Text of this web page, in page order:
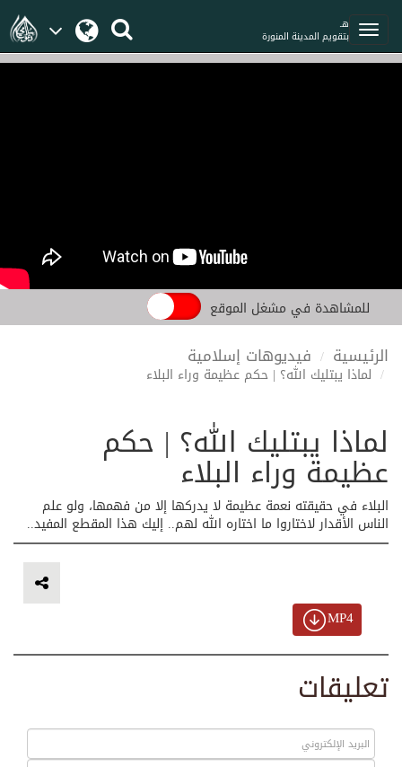
هـ
بتقويم المدينة المنورة
للمشاهدة في مشغل الموقع
الرئيسية فيديوهات إسلامية
لماذا يبتليك الله؟ | حكم عظيمة وراء البلاء
لماذا يبتليك الله؟ | حكم
عظيمة وراء البلاء
البلاء في حقيقته نعمة عظيمة لا يدركها إلا من فهمها، ولو علم
الناس الأقدار لاختاروا ما اختاره الله لهم.. إليك هذا المقطع المفيد..
MP4
تعليقات